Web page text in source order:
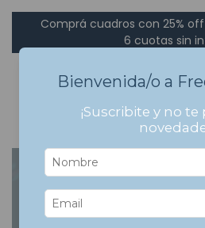
Comprá cuadros con 25%
6 cuotas sin
Inicio > Cuadros Bastidor en
Matisse
Henri
Bienvenida/o a
¡Suscribite y no te